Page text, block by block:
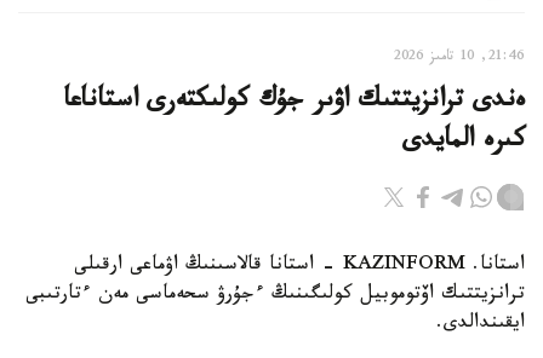
21:46, 10 تامىز 2026
ەندى ترانزيتتىك اۋىر جۇك كولىكتەرى استاناعا
كىرە المايدى
استانا. KAZINFORM - استانا قالاسىنىڭ اۋماعى ارقىلى
ترانزيتتىك اۆتوموبيل كولىگىنىڭ ءجۇرۋ سحەماسى مەن ءتارتىبى
ايقىندالدى.